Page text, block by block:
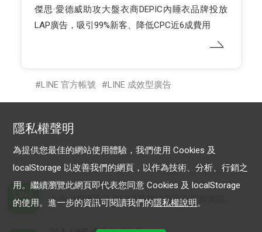
傑思·愛德威助攻大盤衣商DEPIC內睡衣品牌投放
LAP廣告，吸引99%新客、降低CPC近6成費用
LINE 官方帳號 LINE 成效型廣告
加入 LINE 商家報
為中小型商家提供LINE最新的廣告方案與資訊
隱私權聲明
為提供您最佳的網站使用體驗，我們使用 Cookies 及
localStorage 以改善我們的網頁，以作為技術、分析、行銷之
用。繼續瀏覽此網頁即代表您同意 Cookies 及 localStorage
的使用。進一步的資訊可閱讀我們的隱私權說明。